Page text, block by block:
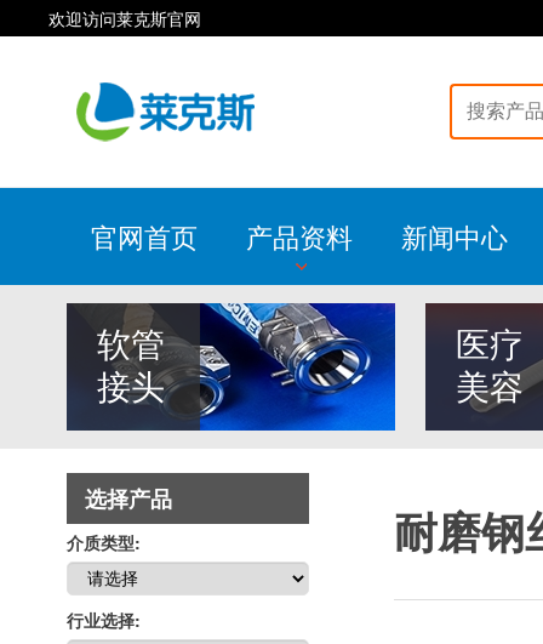
欢迎访问莱克斯官网
官网首页 产品资料 新闻中心
软管
接头
医疗
美容
选择产品
介质类型:
行业选择:
耐磨钢